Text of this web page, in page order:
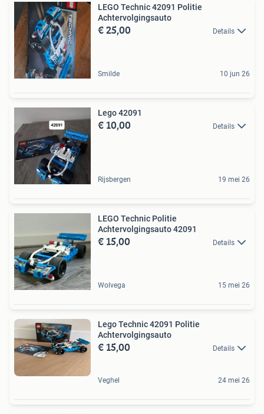
LEGO Technic 42091 Politie
Achtervolgingsauto
€ 25,00 Details
Smilde 10 jun 26
Lego 42091
€ 10,00 Details
Rijsbergen 19 mei 26
LEGO Technic Politie
Achtervolgingsauto 42091
€ 15,00 Details
Wolvega 15 mei 26
Lego Technic 42091 Politie
Achtervolgingsauto
€ 15,00 Details
Veghel 24 mei 26